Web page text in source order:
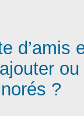
d’amis
?